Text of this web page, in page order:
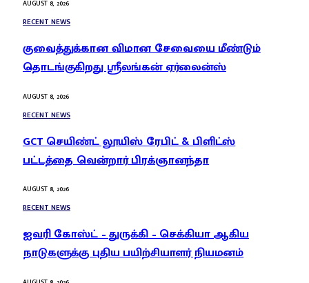
AUGUST 8, 2026
RECENT NEWS
குவைத்துக்கான விமான சேவையை மீண்டும்
தொடங்குகிறது ஸ்ரீலங்கன் ஏர்லைன்ஸ்
AUGUST 8, 2026
RECENT NEWS
GCT செயிண்ட் லூயிஸ் ரேபிட் & பிளிட்ஸ்
பட்டத்தை வென்றார் பிரக்ஞானந்தா
AUGUST 8, 2026
RECENT NEWS
ஐவரி கோஸ்ட் – துருக்கி – செக்கியா ஆகிய
நாடுகளுக்கு புதிய பயிற்சியாளர் நியமனம்